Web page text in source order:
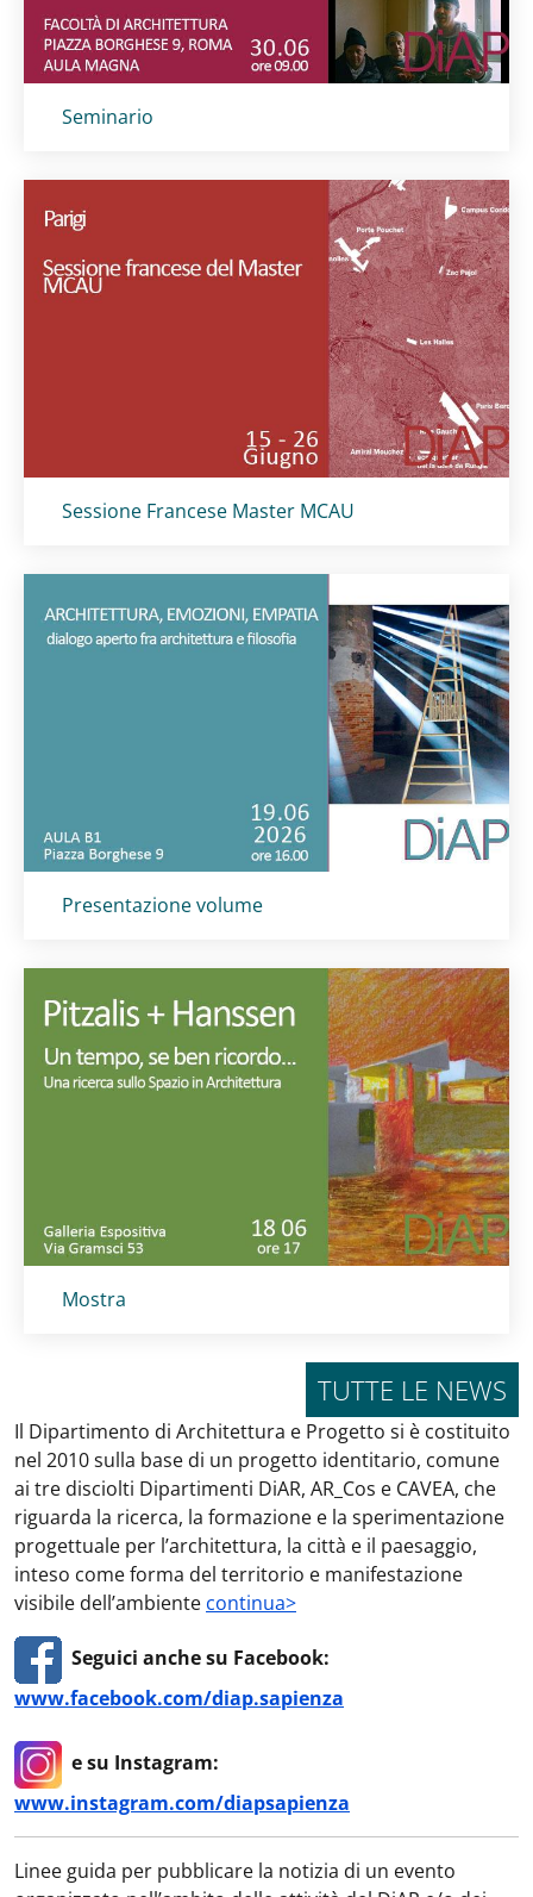
Titolo card
Seminario
Titolo card:
Sessione Francese Master MCAU
Titolo card:
Presentazione volume
Titolo card
Mostra
TUTTE LE NEWS
Il Dipartimento di Architettura e Progetto si è costituito
nel 2010 sulla base di un progetto identitario, comune
ai tre disciolti Dipartimenti DiAR, AR_Cos e CAVEA, che
riguarda la ricerca, la formazione e la sperimentazione
progettuale per l’architettura, la città e il paesaggio,
inteso come forma del territorio e manifestazione
visibile dell’ambiente continua>
Seguici anche su Facebook:
www.facebook.com/diap.sapienza
e su Instagram:
www.instagram.com/diapsapienza
Linee guida per pubblicare la notizia di un evento